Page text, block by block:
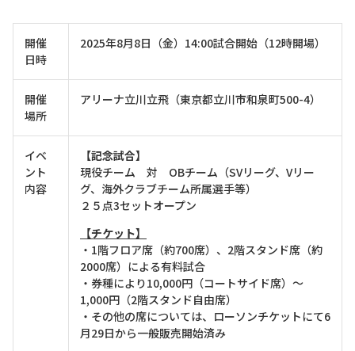
開催
日時
2025年8月8日（金）14:00試合開始（12時開場）
開催
場所
アリーナ立川立飛（東京都立川市和泉町500-4）
イベ
ント
内容
【記念試合】
現役チーム 対 OBチーム（SVリーグ、Vリー
グ、海外クラブチーム所属選手等）
２５点3セットオープン
【チケット】
・1階フロア席（約700席）、2階スタンド席（約
2000席）による有料試合
・券種により10,000円（コートサイド席）～
1,000円（2階スタンド自由席）
・その他の席については、ローソンチケットにて6
月29日から一般販売開始済み